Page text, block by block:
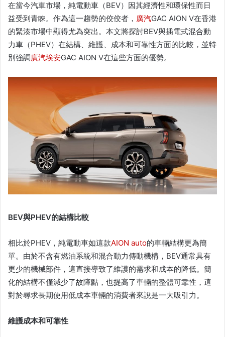
在當今汽車市場，純電動車（BEV）因其經濟性和環保性而日
益受到青睞。作為這一趨勢的佼佼者， 廣汽GAC AION V在香港
的緊湊市場中顯得尤為突出。本文將探討BEV與插電式混合動
力車（PHEV）在結構、維護、成本和可靠性方面的比較，並特
別強調廣汽埃安GAC AION V在這些方面的優勢。
BEV與PHEV的結構比較
相比於PHEV，純電動車如這款AION auto的車輛結構更為簡
單。由於不含有燃油系統和混合動力傳動機構，BEV通常具有
更少的機械部件，這直接導致了維護的需求和成本的降低。簡
化的結構不僅減少了故障點，也提高了車輛的整體可靠性，這
對於尋求長期使用低成本車輛的消費者來說是一大吸引力。
維護成本和可靠性